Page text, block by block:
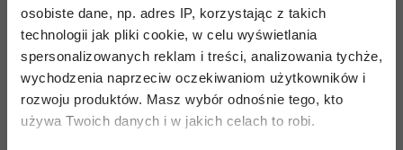
osobiste dane, np. adres IP, korzystając z takich
technologii jak pliki cookie, w celu wyświetlania
spersonalizowanych reklam i treści, analizowania tychże,
wychodzenia naprzeciw oczekiwaniom użytkowników i
rozwoju produktów. Masz wybór odnośnie tego, kto
używa Twoich danych i w jakich celach to robi.